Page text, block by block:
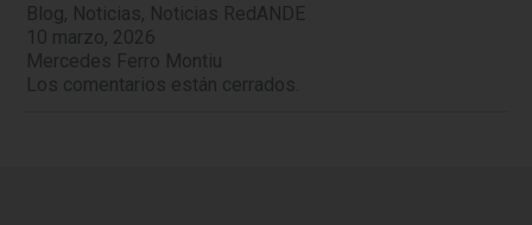
Blog, Noticias, Noticias RedANDE
10 marzo, 2026
Mercedes Ferro Montiu
Los comentarios están cerrados.